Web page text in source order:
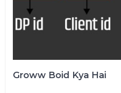
Groww Boid Kya Hai